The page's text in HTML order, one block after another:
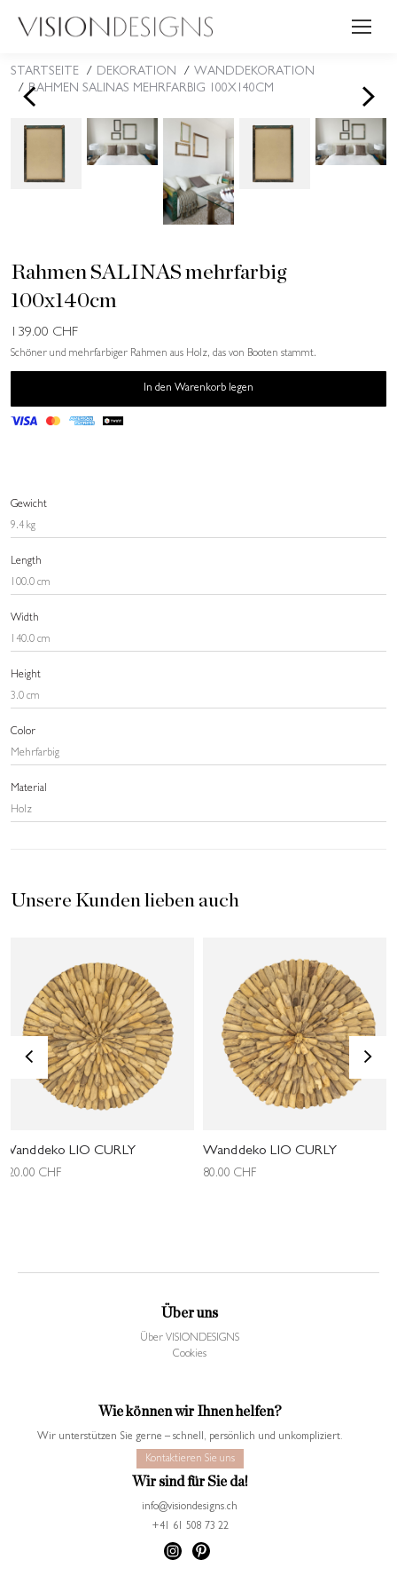
Sie befinden sich hier:
STARTSEITE DEKORATION
WANDDEKORATION
RAHMEN SALINAS MEHRFARBIG 100X140CM
< >
Rahmen SALINAS mehrfarbig
100x140cm
139.00 CHF
Schöner und mehrfarbiger Rahmen aus Holz, das von Booten stammt.
In den Warenkorb legen
Gewicht
9.4 kg
Length
100.0 cm
Width
140.0 cm
Height
3.0 cm
Color
Mehrfarbig
Material
Holz
Unsere Kunden lieben auch
Wanddeko LIO CURLY
120.00 CHF
Wanddeko LIO CURLY
80.00 CHF
< >
Über uns
Über VISIONDESIGNS
Cookies
Wie können wir Ihnen helfen?
Wir unterstützen Sie gerne – schnell, persönlich und unkompliziert.
Kontaktieren Sie uns
Wir sind für Sie da!
info@visiondesigns.ch
+41 61 508 73 22